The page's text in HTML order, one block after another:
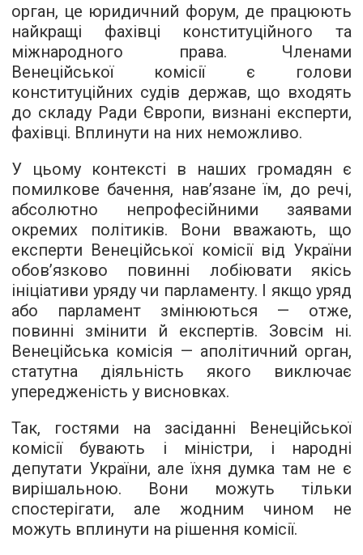
орган, це юридичний форум, де працюють
найкращі фахівці конституційного та
міжнародного права. Членами
Венеційської комісії є голови
конституційних судів держав, що входять
до складу Ради Європи, визнані експерти,
фахівці. Вплинути на них неможливо.
У цьому контексті в наших громадян є
помилкове бачення, нав’язане їм, до речі,
абсолютно непрофесійними заявами
окремих політиків. Вони вважають, що
експерти Венеційської комісії від України
обов’язково повинні лобіювати якісь
ініціативи уряду чи парламенту. І якщо уряд
або парламент змінюються — отже,
повинні змінити й експертів. Зовсім ні.
Венеційська комісія — аполітичний орган,
статутна діяльність якого виключає
упередженість у висновках.
Так, гостями на засіданні Венеційської
комісії бувають і міністри, і народні
депутати України, але їхня думка там не є
вирішальною. Вони можуть тільки
спостерігати, але жодним чином не
можуть вплинути на рішення комісії.